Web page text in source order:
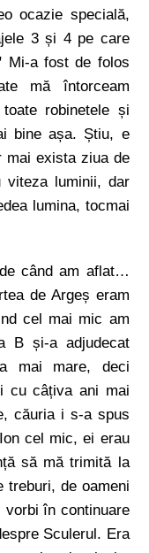
ocazie specială,
3 și 4 pe care
Mi-a fost de folos
mă întorceam
robinetele și
bine așa. Știu, e
mai exista ziua de
viteza luminii, dar
lumina, tocmai
când am aflat…
de Argeș eram
cel mai mic am
B și-a adjudecat
mai mare, deci
cu câțiva ani mai
căuria i s-a spus
cel mic, ei erau
să mă trimită la
treburi, de oameni
vorbi în continuare
Sculerul. Era